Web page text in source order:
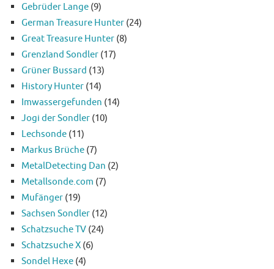
Gebrüder Lange (9)
German Treasure Hunter (24)
Great Treasure Hunter (8)
Grenzland Sondler (17)
Grüner Bussard (13)
History Hunter (14)
Imwassergefunden (14)
Jogi der Sondler (10)
Lechsonde (11)
Markus Brüche (7)
MetalDetecting Dan (2)
Metallsonde.com (7)
Mufänger (19)
Sachsen Sondler (12)
Schatzsuche TV (24)
Schatzsuche X (6)
Sondel Hexe (4)